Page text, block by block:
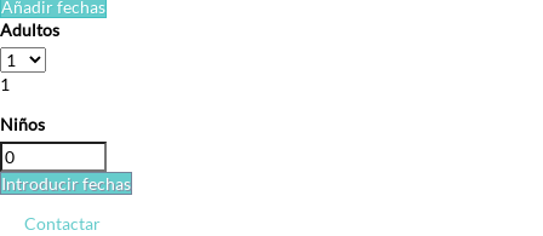
Añadir fechas
Adultos
1
Niños
Introducir fechas
Contactar